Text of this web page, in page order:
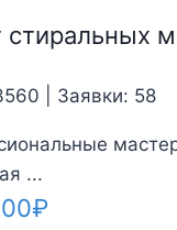
стиральных
| Заявки: 58
...
₽